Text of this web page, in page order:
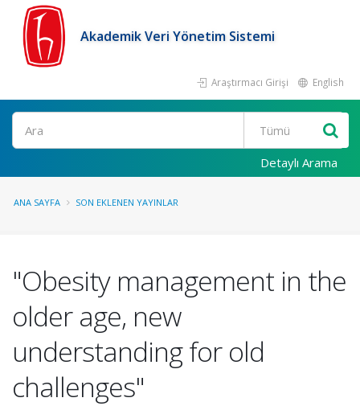
Akademik Veri Yönetim Sistemi
Araştırmacı Girişi English
Ara
Detaylı Arama
ANA SAYFA SON EKLENEN YAYINLAR
"Obesity management in the
older age, new
understanding for old
challenges"